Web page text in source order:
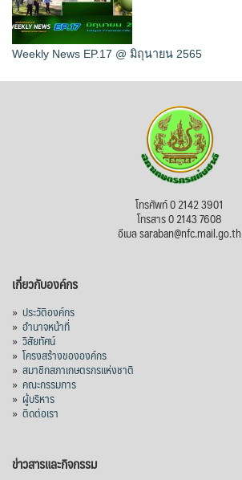
Weekly News EP.17 @ มิถุนายน 2565
โทรศัพท์ 0 2142 3901
โทรสาร 0 2143 7608
อีเมล saraban@nfc.mail.go.th
เกี่ยวกับองค์กร
» ประวัติองค์กร
» อำนาจหน้าที่
» วิสัยทัศน์
» โครงสร้างขององค์กร
» สมาชิกสภาเกษตรกรแห่งชาติ
» คณะกรรมการ
» ผู้บริหาร
» ติดต่อเรา
ข่าวสารและกิจกรรม